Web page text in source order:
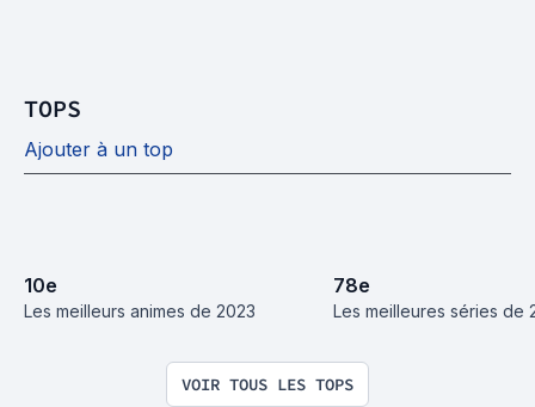
TOPS
Ajouter à un top
10e
Les meilleurs animes de 2023
78e
Les meilleures séries de
VOIR TOUS LES TOPS